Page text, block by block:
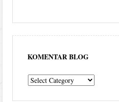
KOMENTAR BLOG
komentar